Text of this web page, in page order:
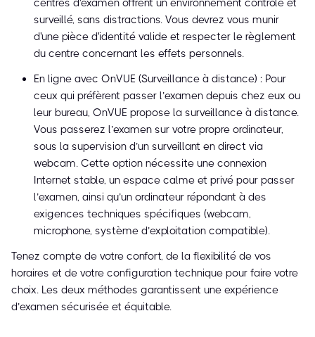
centres d'examen offrent un environnement contrôlé et
surveillé, sans distractions. Vous devrez vous munir
d'une pièce d'identité valide et respecter le règlement
du centre concernant les effets personnels.
En ligne avec OnVUE (Surveillance à distance) : Pour
ceux qui préfèrent passer l’examen depuis chez eux ou
leur bureau, OnVUE propose la surveillance à distance.
Vous passerez l’examen sur votre propre ordinateur,
sous la supervision d’un surveillant en direct via
webcam. Cette option nécessite une connexion
Internet stable, un espace calme et privé pour passer
l’examen, ainsi qu’un ordinateur répondant à des
exigences techniques spécifiques (webcam,
microphone, système d’exploitation compatible).
Tenez compte de votre confort, de la flexibilité de vos
horaires et de votre configuration technique pour faire votre
choix. Les deux méthodes garantissent une expérience
d’examen sécurisée et équitable.